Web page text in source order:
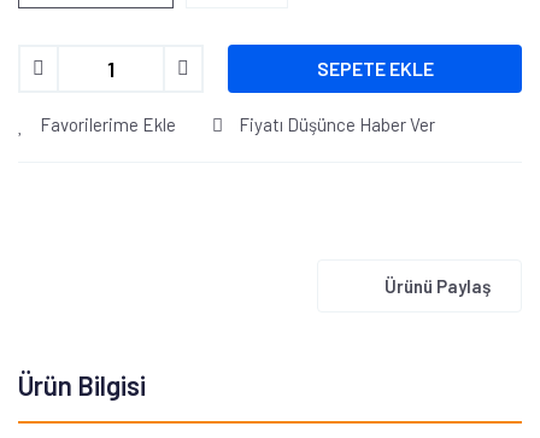
SEPETE EKLE
Favorilerime Ekle Fiyatı Düşünce Haber Ver
Ürünü Paylaş
Ürün Bilgisi